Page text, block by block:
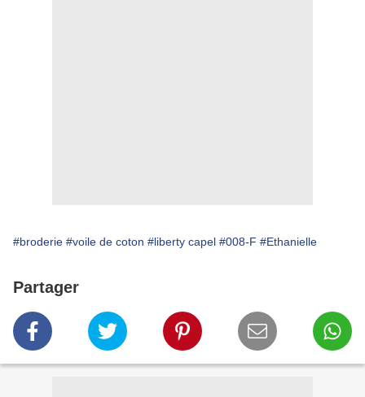
#broderie #voile de coton #liberty capel #008-F #Ethanielle
Partager